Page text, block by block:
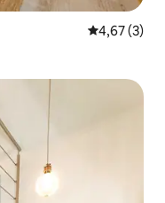
4,67 de
4,67 (3)